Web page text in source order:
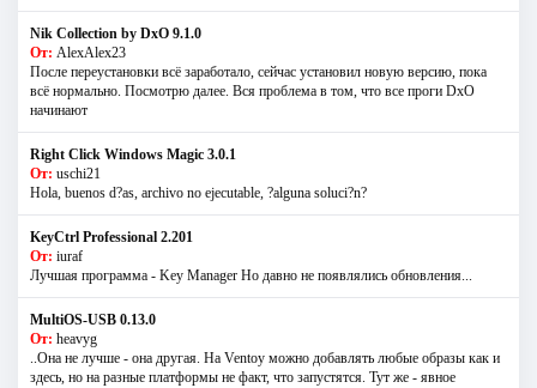
Nik Collection by DxO 9.1.0
От: AlexAlex23
После переустановки всё заработало, сейчас установил новую версию, пока
всё нормально. Посмотрю далее. Вся проблема в том, что все проги DxO
начинают
Right Click Windows Magic 3.0.1
От: uschi21
Hola, buenos d?as, archivo no ejecutable, ?alguna soluci?n?
KeyCtrl Professional 2.201
От: iuraf
Лучшая программа - Key Manager Но давно не появлялись обновления...
MultiOS-USB 0.13.0
От: heavyg
..Она не лучше - она другая. На Ventoy можно добавлять любые образы как и
здесь, но на разные платформы не факт, что запустятся. Тут же - явное